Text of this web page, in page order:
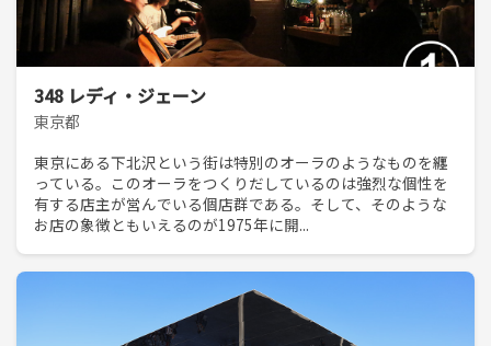
348 レディ・ジェーン
東京都
東京にある下北沢という街は特別のオーラのようなものを纏
っている。このオーラをつくりだしているのは強烈な個性を
有する店主が営んでいる個店群である。そして、そのような
お店の象徴ともいえるのが1975年に開...